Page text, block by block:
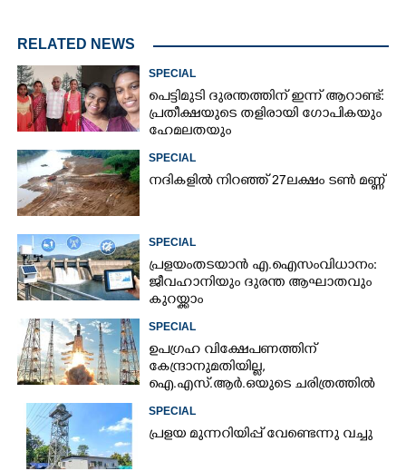
RELATED NEWS
SPECIAL
പെട്ടിമുടി ദുരന്തത്തിന് ഇന്ന് ആറാണ്ട്:
പ്രതീക്ഷയുടെ തളിരായി ഗോപികയും
ഹേമലതയും
SPECIAL
നദികളിൽ നിറഞ്ഞ് 27ലക്ഷം ടൺ മണ്ണ്
SPECIAL
പ്രളയം തടയാൻ എ.ഐ സംവിധാനം:
ജീവഹാനിയും ദുരന്ത ആഘാതവും
കുറയ്ക്കാം
SPECIAL
ഉപഗ്രഹ വിക്ഷേപണത്തിന്
കേന്ദ്രാനുമതിയില്ല,​
ഐ.എസ്.ആർ.ഒയുടെ ചരിത്രത്തിൽ
SPECIAL
പ്ര​ളയ മു​ന്ന​റി​യി​പ്പ് ​വേണ്ടെന്നു വച്ചു